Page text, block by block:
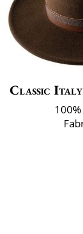
Classic Italy